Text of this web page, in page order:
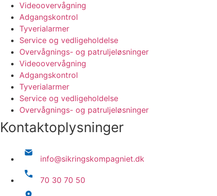
Videoovervågning
Adgangskontrol
Tyverialarmer
Service og vedligeholdelse
Overvågnings- og patruljeløsninger
Videoovervågning
Adgangskontrol
Tyverialarmer
Service og vedligeholdelse
Overvågnings- og patruljeløsninger
Kontaktoplysninger
info@sikringskompagniet.dk
70 30 70 50